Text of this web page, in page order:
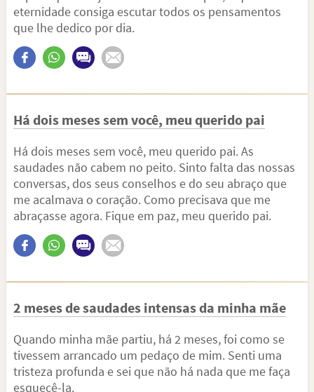
eternidade consiga escutar todos os pensamentos
que lhe dedico por dia.
Há dois meses sem você, meu querido pai
Há dois meses sem você, meu querido pai. As
saudades não cabem no peito. Sinto falta das nossas
conversas, dos seus conselhos e do seu abraço que
me acalmava o coração. Como precisava que me
abraçasse agora. Fique em paz, meu querido pai.
2 meses de saudades intensas da minha mãe
Quando minha mãe partiu, há 2 meses, foi como se
tivessem arrancado um pedaço de mim. Senti uma
tristeza profunda e sei que não há nada que me faça
esquecê-la.